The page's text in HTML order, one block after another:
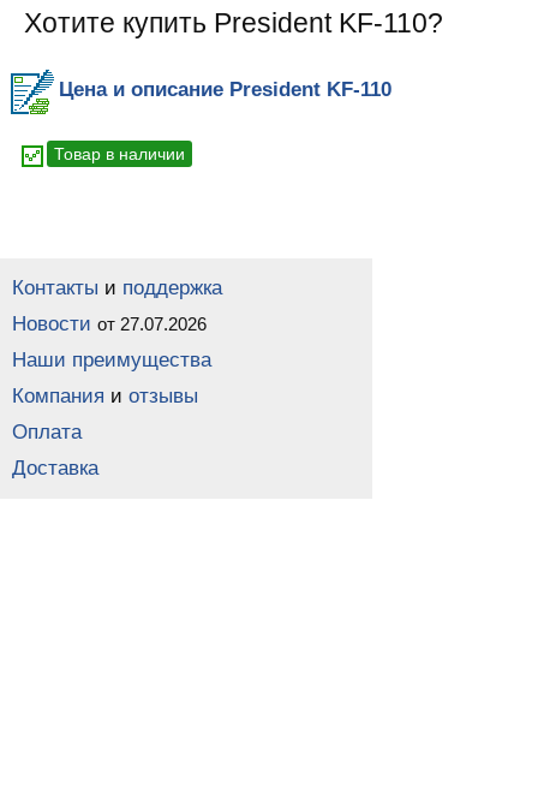
Хотите купить President KF-110?
Цена и описание President KF-110
Товар в наличии
Контакты и поддержка
Новости от 27.07.2026
Наши преимущества
Компания и отзывы
Оплата
Доставка